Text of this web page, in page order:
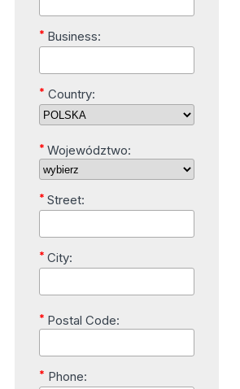
* Business:
* Country:
* Województwo:
* Street:
* City:
* Postal Code:
* Phone: